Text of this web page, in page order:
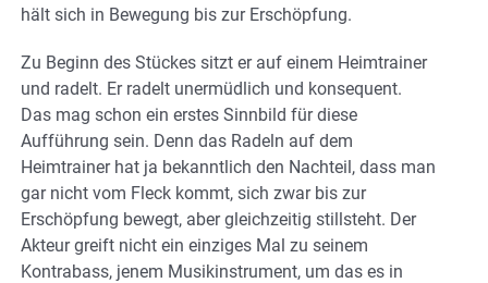
hält sich in Bewegung bis zur Erschöpfung.
Zu Beginn des Stückes sitzt er auf einem Heimtrainer
und radelt. Er radelt unermüdlich und konsequent.
Das mag schon ein erstes Sinnbild für diese
Aufführung sein. Denn das Radeln auf dem
Heimtrainer hat ja bekanntlich den Nachteil, dass man
gar nicht vom Fleck kommt, sich zwar bis zur
Erschöpfung bewegt, aber gleichzeitig stillsteht. Der
Akteur greift nicht ein einziges Mal zu seinem
Kontrabass, jenem Musikinstrument, um das es in